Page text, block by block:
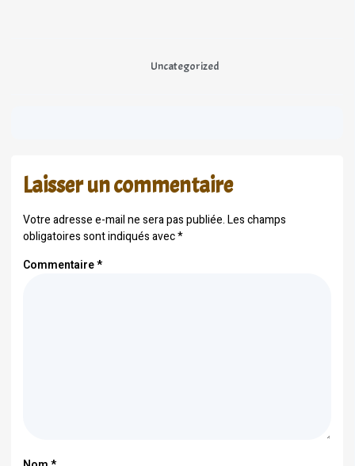
Uncategorized
Laisser un commentaire
Votre adresse e-mail ne sera pas publiée.Les champs
obligatoires sont indiqués avec*
Commentaire*